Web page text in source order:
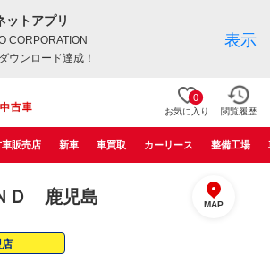
ットアプリ
CORPORATION
ウンロード達成！
表示
0
お気に入り 閲覧履歴
車販売店 新車 車買取 カーリース 整備工場
Ｄ 鹿児島 MAP